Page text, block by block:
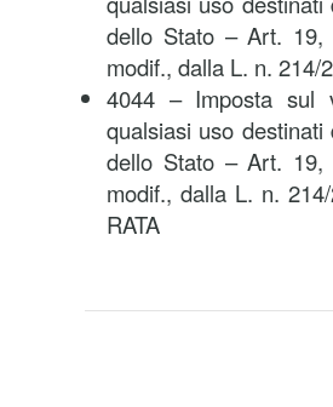
dello Stato – Art. 19,
modif., dalla L. n. 214/
4044 – Imposta sul
qualsiasi uso
dello Stato – Art. 19,
modif., dalla L. n.
RATA